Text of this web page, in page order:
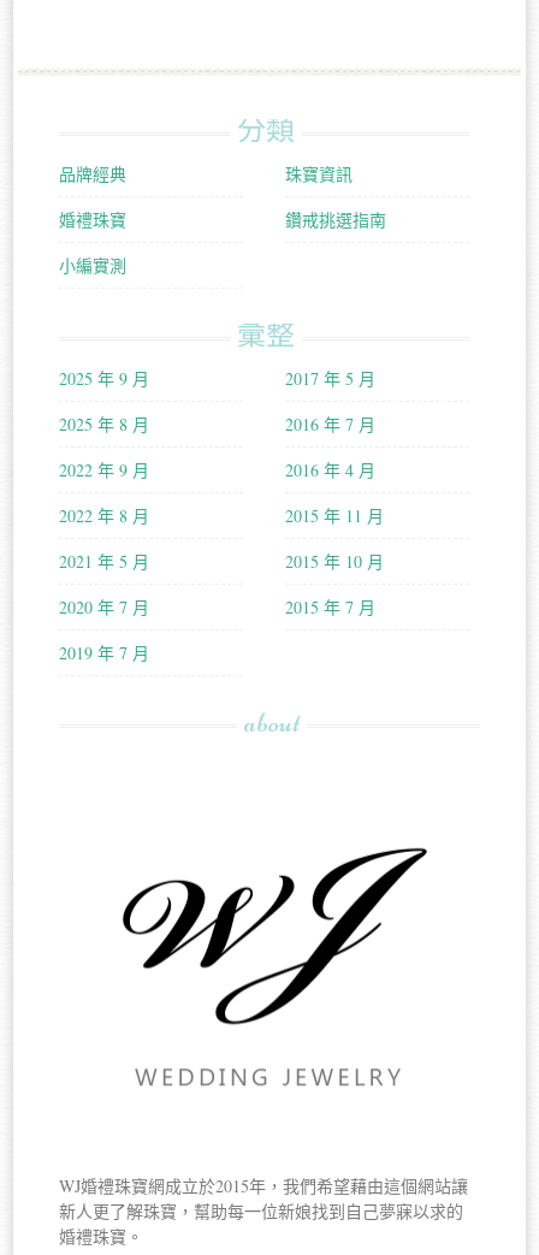
分類
品牌經典
婚禮珠寶
小編實測
珠寶資訊
鑽戒挑選指南
彙整
2025 年 9 月
2025 年 8 月
2022 年 9 月
2022 年 8 月
2021 年 5 月
2020 年 7 月
2019 年 7 月
2017 年 5 月
2016 年 7 月
2016 年 4 月
2015 年 11 月
2015 年 10 月
2015 年 7 月
about
WJ婚禮珠寶網成立於2015年，我們希望藉由這個網站讓
新人更了解珠寶，幫助每一位新娘找到自己夢寐以求的
婚禮珠寶。